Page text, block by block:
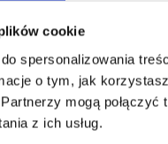
cookie
spersonalizowania
o tym, jak
mogą
z ich usług.
elektryczne